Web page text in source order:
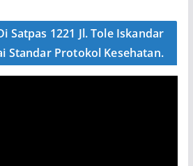
Satpas 1221 Jl. Tole Iskandar
Standar Protokol Kesehatan.